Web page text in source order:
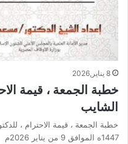
8 يناير,2026
خطبة الجمعة ، قيمة
الشايب
1447ه الموافق 9 من يناير 2026م